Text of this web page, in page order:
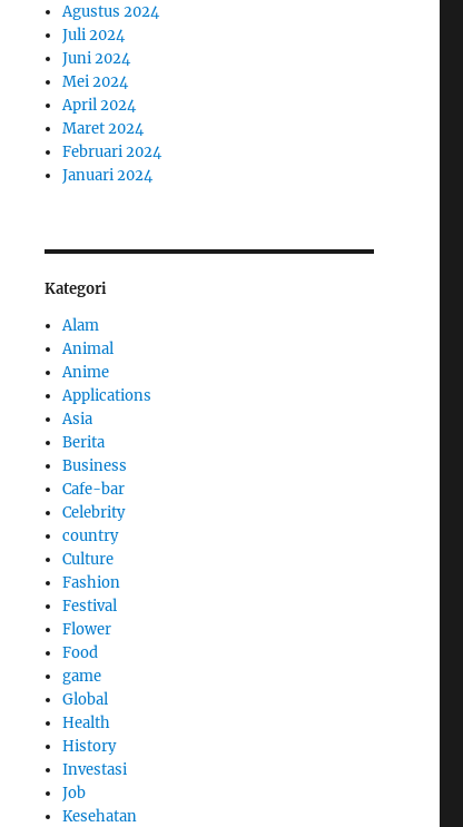
Agustus 2024
Juli 2024
Juni 2024
Mei 2024
April 2024
Maret 2024
Februari 2024
Januari 2024
Kategori
Alam
Animal
Anime
Applications
Asia
Berita
Business
Cafe-bar
Celebrity
country
Culture
Fashion
Festival
Flower
Food
game
Global
Health
History
Investasi
Job
Kesehatan